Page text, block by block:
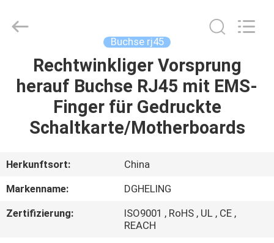
HAUS
PRODUKTE
UNS
AUSFLUG
Rights
Reserved.
Buchse rj45
Rechtwinkliger Vorsprung
herauf Buchse RJ45 mit EMS-
Finger für Gedruckte
Schaltkarte/Motherboards
Herkunftsort:
China
Markenname:
DGHELING
Zertifizierung:
ISO9001 , RoHS , UL , CE ,
REACH